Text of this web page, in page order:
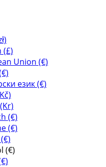
(£)
Union (€)
език (€)
(€)
(€)
(€)